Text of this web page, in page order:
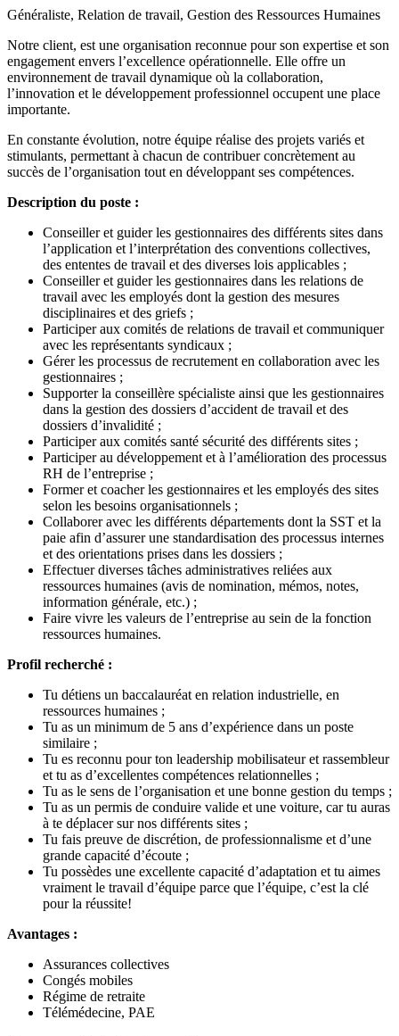
Généraliste, Relation de travail, Gestion des Ressources Humaines
Notre client, est une organisation reconnue pour son expertise et son
engagement envers l’excellence opérationnelle. Elle offre un
environnement de travail dynamique où la collaboration,
l’innovation et le développement professionnel occupent une place
importante.
En constante évolution, notre équipe réalise des projets variés et
stimulants, permettant à chacun de contribuer concrètement au
succès de l’organisation tout en développant ses compétences.
Description du poste :
Conseiller et guider les gestionnaires des différents sites dans
l’application et l’interprétation des conventions collectives,
des ententes de travail et des diverses lois applicables ;
Conseiller et guider les gestionnaires dans les relations de
travail avec les employés dont la gestion des mesures
disciplinaires et des griefs ;
Participer aux comités de relations de travail et communiquer
avec les représentants syndicaux ;
Gérer les processus de recrutement en collaboration avec les
gestionnaires ;
Supporter la conseillère spécialiste ainsi que les gestionnaires
dans la gestion des dossiers d’accident de travail et des
dossiers d’invalidité ;
Participer aux comités santé sécurité des différents sites ;
Participer au développement et à l’amélioration des processus
RH de l’entreprise ;
Former et coacher les gestionnaires et les employés des sites
selon les besoins organisationnels ;
Collaborer avec les différents départements dont la SST et la
paie afin d’assurer une standardisation des processus internes
et des orientations prises dans les dossiers ;
Effectuer diverses tâches administratives reliées aux
ressources humaines (avis de nomination, mémos, notes,
information générale, etc.) ;
Faire vivre les valeurs de l’entreprise au sein de la fonction
ressources humaines.
Profil recherché :
Tu détiens un baccalauréat en relation industrielle, en
ressources humaines ;
Tu as un minimum de 5 ans d’expérience dans un poste
similaire ;
Tu es reconnu pour ton leadership mobilisateur et rassembleur
et tu as d’excellentes compétences relationnelles ;
Tu as le sens de l’organisation et une bonne gestion du temps ;
Tu as un permis de conduire valide et une voiture, car tu auras
à te déplacer sur nos différents sites ;
Tu fais preuve de discrétion, de professionnalisme et d’une
grande capacité d’écoute ;
Tu possèdes une excellente capacité d’adaptation et tu aimes
vraiment le travail d’équipe parce que l’équipe, c’est la clé
pour la réussite!
Avantages :
Assurances collectives
Congés mobiles
Régime de retraite
Télémédecine, PAE